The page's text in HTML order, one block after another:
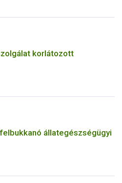
korlátozott
állategészségügyi